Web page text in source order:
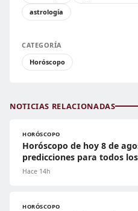
astrología
CATEGORÍA
Horóscopo
NOTICIAS RELACIONADAS
HORÓSCOPO
Horóscopo de hoy 8 de
predicciones para todos
Hace 14h
HORÓSCOPO